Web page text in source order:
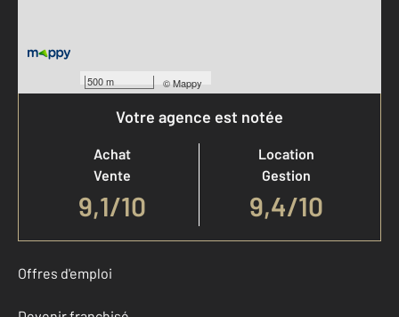
500 m ©Mappy
Votre agence est notée
Achat
Vente
9,1/10
Location
Gestion
9,4/10
Offres d'emploi